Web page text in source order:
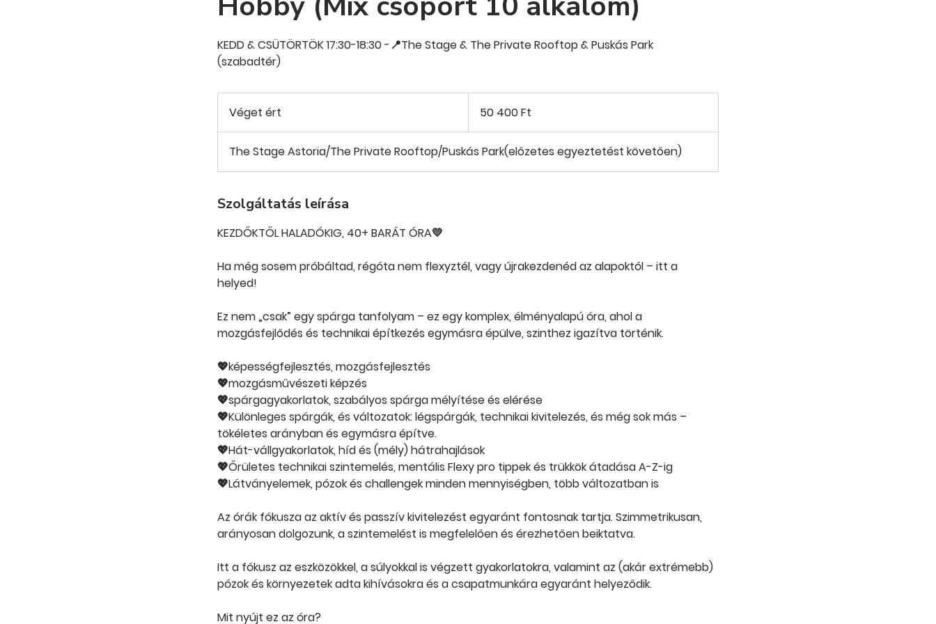
KEDD & CSÜTÖRTÖK 17:30-18:30 -📍The Stage & The Private Rooftop & Puskás Park
(szabadtér)
Véget ért
é
g
é
r
t
forint50 400 Ft
The Stage Astoria/The Private Rooftop/Puskás Park(előzetes egyeztetést követően)
Szolgáltatás leírása
KEZDŐKTŐL HALADÓKIG, 40+ BARÁT ÓRA💛
Ha még sosem próbáltad, régóta nem flexyztél, vagy újrakezdenéd az alapoktól – itt a
helyed!
Ez nem „csak” egy spárga tanfolyam – ez egy komplex, élményalapú óra, ahol a
mozgásfejlődés és technikai építkezés egymásra épülve, szinthez igazítva történik.
💖képességfejlesztés, mozgásfejlesztés
💖mozgásművészeti képzés
💖spárgagyakorlatok, szabályos spárga mélyítése és elérése
💖Különleges spárgák, és változatok: légspárgák, technikai kivitelezés, és még sok más –
tökéletes arányban és egymásra építve.
💖Hát-vállgyakorlatok, híd és (mély) hátrahajlások
💖Őrületes technikai szintemelés, mentális Flexy pro tippek és trükkök átadása A-Z-ig
💖Látványelemek, pózok és challengek minden mennyiségben, több változatban is
Az órák fókusza az aktív és passzív kivitelezést egyaránt fontosnak tartja. Szimmetrikusan,
arányosan dolgozunk, a szintemelést is megfelelően és érezhetően beiktatva.
Itt a fókusz az eszközökkel, a súlyokkal is végzett gyakorlatokra, valamint az (akár extrémebb)
pózok és környezetek adta kihívásokra és a csapatmunkára egyaránt helyeződik.
Mit nyújt ez az óra?